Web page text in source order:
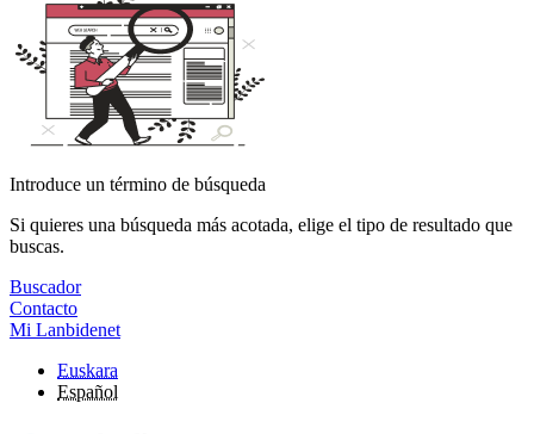
Introduce un término de búsqueda
Si quieres una búsqueda más acotada, elige el tipo de resultado que
buscas.
Buscador
Contacto
Mi Lanbidenet
Euskara
Español